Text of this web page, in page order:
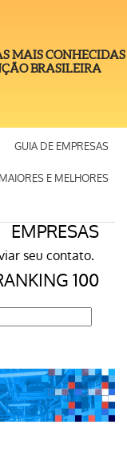
MAIS
BRASILEIRA
GUIA DE EMPRESAS
MAIORES E MELHORES
EMPRESAS
100
seu contato.